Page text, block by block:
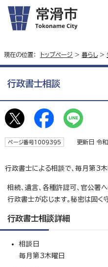
現在の位置： トップページ > 暮らし>
行政書士相談
ページ番号1009395 更新日 令
行政書士による相談で、毎月第3木
相続、遺言、各種許認可、官公署
行政書士が応じます。秘密は固く
行政書士相談詳細
相談日
毎月第3木曜日